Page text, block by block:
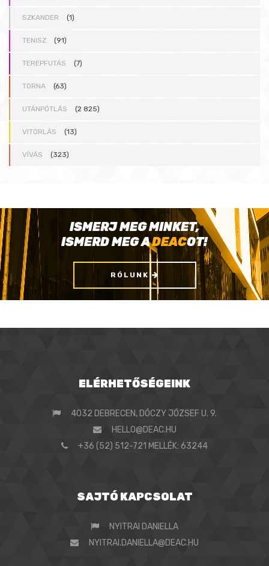
SZKANDER (1)
TENISZ (91)
TEREPFUTÁS (7)
TORNA (63)
UTÁNPÓTLÁS (2 825)
VITORLÁS (13)
VÍVÁS (323)
ISMERJ MEG MINKET,
ISMERD MEG ADEACOT!
RÓLUNK
ELÉRHETŐSÉGEINK
4032 DEBRECEN, DÓCZY JÓZSEF U. 9.
HELLO@DEAC.HU
+36 (52) 512-721 MELLÉK: 63244
SAJTÓ KAPCSOLAT
NYITRAI DANIELLA
NYITRAI.DANIELLA@DEAC.HU